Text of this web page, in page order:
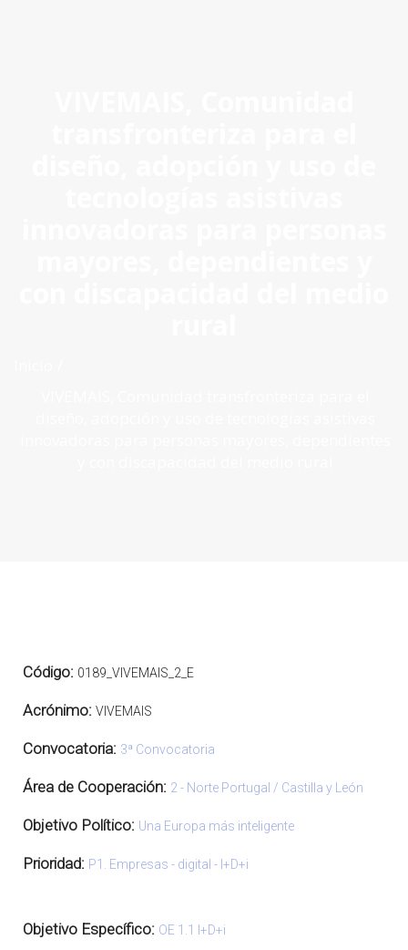
Código: 0189_VIVEMAIS_2_E
Acrónimo: VIVEMAIS
Convocatoria: 3ª Convocatoria
Área de Cooperación: 2 - Norte Portugal / Castilla y León
Objetivo Político: Una Europa más inteligente
Prioridad: P1. Empresas - digital - I+D+i
Objetivo Específico: OE 1.1 I+D+i